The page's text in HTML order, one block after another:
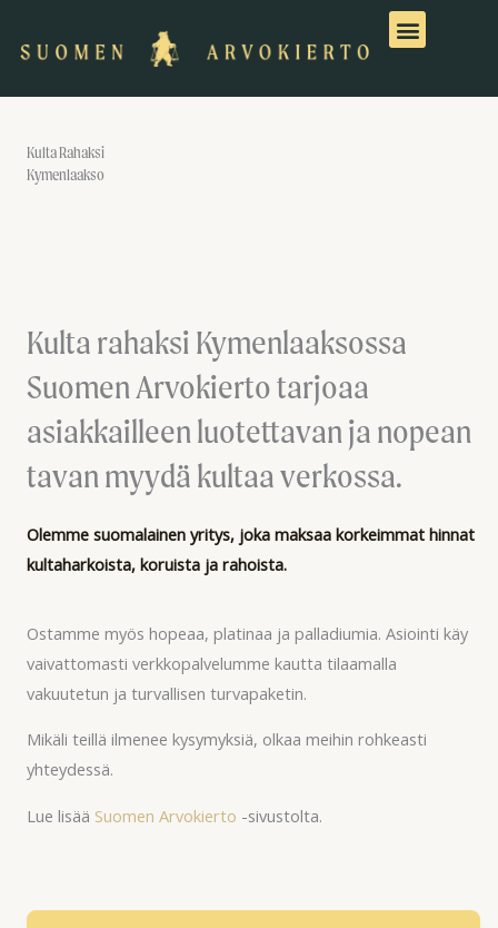
sisältöön
Kulta Rahaksi
Kymenlaakso
Kulta rahaksi Kymenlaaksossa
Suomen Arvokierto tarjoaa
asiakkailleen luotettavan ja nopean
tavan myydä kultaa verkossa.
Olemme suomalainen yritys, joka maksaa korkeimmat hinnat
kultaharkoista, koruista ja rahoista.
Ostamme myös hopeaa, platinaa ja palladiumia. Asiointi käy
vaivattomasti verkkopalvelumme kautta tilaamalla
vakuutetun ja turvallisen turvapaketin.
Mikäli teillä ilmenee kysymyksiä, olkaa meihin rohkeasti
yhteydessä.
Lue lisää Suomen Arvokierto -sivustolta.